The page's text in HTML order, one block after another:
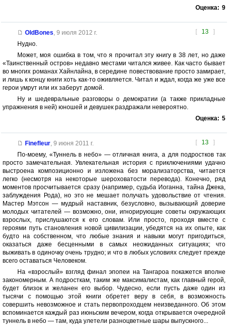
Оценка: 9
[ 13 ]
OldBones, 9 июля 2012 г.
Нудно.
Может, моя ошибка в том, что я прочитал эту книгу в 38 лет, но даже
«Таинственный остров» недавно местами читался живее. Как часто бывает
во многих романах Хайнлайна, в середине повествование просто замирает,
и лишь к концу книги хоть как-то оживляется. Читал и ждал, когда же уже все
герои умрут или их заберут домой.
Ну и шедевральные разговоры о демократии (а также прикладные
упражнения в ней) юношей и девушек раздражали невероятно.
Оценка: 5
[ 13 ]
Finefleur, 9 июня 2011 г.
По-моему, «Туннель в небо» — отличная книга, а для подростков так
просто замечательная. Увлекательная история с приключениями удачно
выстроена композиционно и изложена без морализаторства, читается
легко (несмотря на некоторые шероховатости перевода). Конечно, ряд
моментов просчитывается сразу (например, судьба Иоганна, тайна Джека,
заблуждения Рода), но это не мешает получать удовольствие от чтения.
Мастер Мэтсон — мудрый наставник, безусловно, вызывающий доверие
молодых читателей — возможно, они, игнорирующие советы окружающих
взрослых, прислушаются к его словам. Или просто, проходя вместе с
героями путь становления новой цивилизации, убедятся на их опыте, как
будто на собственном, что любые знания и навыки могут пригодиться,
оказаться даже бесценными в самых неожиданных ситуациях; что
выживать в одиночку очень трудно; и что в любых условиях следует прежде
всего оставаться Человеком.
На «взрослый» взгляд финал эпопеи на Тангароа покажется вполне
закономерным. А подросткам, таким же максималистам, как главный герой,
будет близок и желанен его выбор. Чудесно, если пусть даже один из
тысячи с помощью этой книги обретет веру в себя, в возможность
совершить невозможное и стать первопроходцем неизведанного. Об этом
вспоминается каждый раз июньским вечером, когда открывается очередной
туннель в небо — там, куда улетели разноцветные шары выпускного...